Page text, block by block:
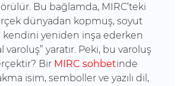
Bu bağlamda, MIRC’teki
dünyadan kopmuş, soyut
kendini yeniden inşa ederken
varoluş” yaratır. Peki, bu varoluş
Bir MIRC sohbetinde
isim, semboller ve yazılı dil,